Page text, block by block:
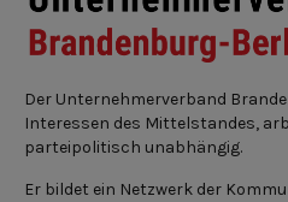
Der Unternehmerverband
Interessen des Mittelstandes,
parteipolitisch unabhängig.
Er bildet ein Netzwerk der